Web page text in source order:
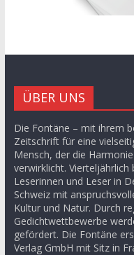
ÜBER UNS
Die Fontäne – mit ihrem
Zeitschrift für eine
Mensch, der die
verwirklicht. Vierteljährlich
Leserinnen und Leser in
Schweiz mit
Kultur und Natur. Durch
Gedichtwettbewerbe
gefördert. Die Fontäne
Verlag GmbH mit Sitz in